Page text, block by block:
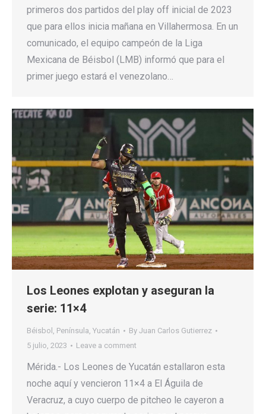
primeros dos partidos del play off inicial de 2023
que para ellos inicia mañana en Villahermosa. En un
comunicado, el equipo campeón de la Liga
Mexicana de Béisbol (LMB) informó que para el
primer juego estará el venezolano…
Los Leones explotan y aseguran la
serie: 11×4
Béisbol , Península, Yucatán By Juan Carlos Gutierrez
5 julio, 2023
Leave a comment
Mérida.- Los Leones de Yucatán estallaron esta
noche aquí y vencieron 11×4 a El Águila de
Veracruz, a cuyo cuerpo de pitcheo le cayeron a